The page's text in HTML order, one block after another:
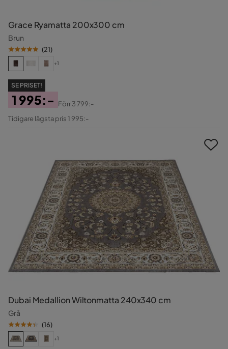
Grace Ryamatta 200x300 cm
Brun
(21)
+1
SE PRISET!
Pris
1 995:-
Original
Förr3 799:-
Tidigare lägsta pris 1 995:-
Dubai Medallion Wiltonmatta 240x340 cm
Grå
(16)
+1